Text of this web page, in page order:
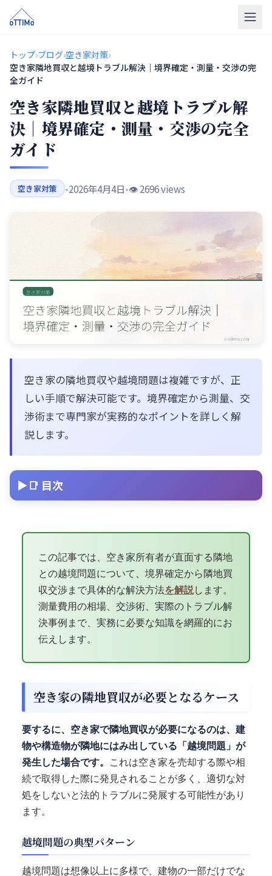
トップ
売買仲介
販売物件
買取
リフォーム
会社概要
LINE相談
トップ›ブログ›空き家対策›
空き家隣地買収と越境トラブル解決｜境界確定・測量・交渉の完
全ガイド
空き家隣地買収と越境トラブル解
決｜境界確定・測量・交渉の完全
ガイド
空き家対策 •2026年4月4日•👁️ 2696 views
空き家の隣地買収や越境問題は複雑ですが、正
しい手順で解決可能です。境界確定から測量、交
渉術まで専門家が実務的なポイントを詳しく解
説します。
📑 目次
この記事では、空き家所有者が直面する隣地
との越境問題について、境界確定から隣地買
収交渉まで具体的な解決方法を解説します。
測量費用の相場、交渉術、実際のトラブル解
決事例まで、実務に必要な知識を網羅的にお
伝えします。
空き家の隣地買収が必要となるケース
要するに、空き家で隣地買収が必要になるのは、建
物や構造物が隣地にはみ出している「越境問題」が
発生した場合です。 これは空き家を売却する際や相
続で取得した際に発見されることが多く、適切な対
処をしないと法的トラブルに発展する可能性があり
ます。
越境問題の典型パターン
越境問題は想像以上に多様で、建物の一部だけでな